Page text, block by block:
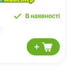
В наявності